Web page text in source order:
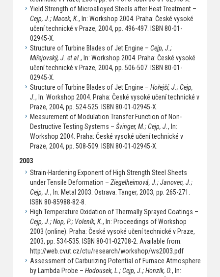
Yield Strength of Microalloyed Steels after Heat Treatment –
Cejp, J.; Macek, K., In: Workshop 2004. Praha: České vysoké
učení technické v Praze, 2004, pp. 496-497. ISBN 80-01-
02945-X.
Structure of Turbine Blades of Jet Engine – Cejp, J.;
Miřejovský, J. et al., In: Workshop 2004. Praha: České vysoké
učení technické v Praze, 2004, pp. 506-507. ISBN 80-01-
02945-X.
Structure of Turbine Blades of Jet Engine – Hořejší, J.; Cejp,
J., In: Workshop 2004. Praha: České vysoké učení technické v
Praze, 2004, pp. 524-525. ISBN 80-01-02945-X.
Measurement of Modulation Transfer Function of Non-
Destructive Testing Systems – Švinger, M.; Cejp, J., In:
Workshop 2004. Praha: České vysoké učení technické v
Praze, 2004, pp. 508-509. ISBN 80-01-02945-X.
2003
Strain-Hardening Exponent of High Strength Steel Sheets
under Tensile Deformation – Ziegelheimová, J.; Janovec, J.;
Cejp, J., In: Metal 2003. Ostrava: Tanger, 2003, pp. 265-271.
ISBN 80-85988-82-8.
High Temperature Oxidation of Thermally Sprayed Coatings –
Cejp, J.; Nop, P.; Voleník, K., In: Proceedings of Workshop
2003 (online). Praha: České vysoké učení technické v Praze,
2003, pp. 534-535. ISBN 80-01-02708-2. Available from:
http://web.cvut.cz/ctu/research/workshop/ws2003.pdf
Assessment of Carburizing Potential of Furnace Atmosphere
by Lambda Probe – Hodousek, L.; Cejp, J.; Honzík, O., In: